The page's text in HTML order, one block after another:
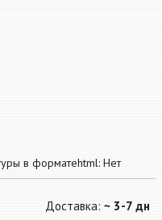
в форматеhtml: Нет
Доставка: ~ 3-7 дн